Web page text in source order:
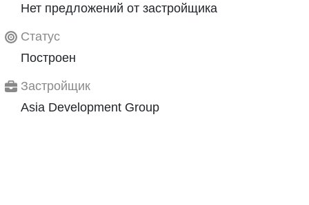
Нет предложений от застройщика
Статус
Построен
Застройщик
Asia Development Group